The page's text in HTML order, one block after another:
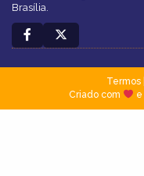
Brasília.
Termos|
Criado com
e